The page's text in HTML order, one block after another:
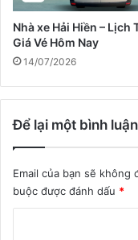
Nhà xe Hải Hiền – Lịch
Giá Vé Hôm Nay
14/07/2026
Để lại một bình luận
Email của bạn sẽ không
buộc được đánh dấu *